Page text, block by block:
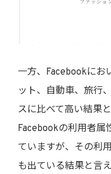
一方、Facebookにお
ット、自動車、旅行
スに比べて高い結果
Facebookの利用者属
ていますが、その利
も出ている結果と言え